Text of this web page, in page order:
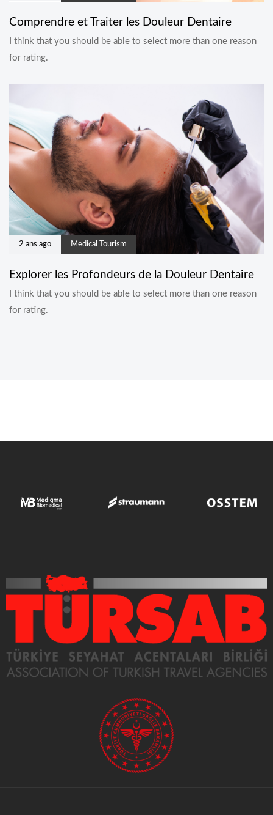
Comprendre et Traiter les Douleur Dentaire
I think that you should be able to select more than one reason
for rating.
2 ans ago Medical Tourism
Explorer les Profondeurs de la Douleur Dentaire
I think that you should be able to select more than one reason
for rating.